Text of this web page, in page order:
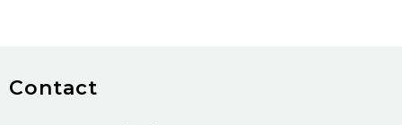
Contact